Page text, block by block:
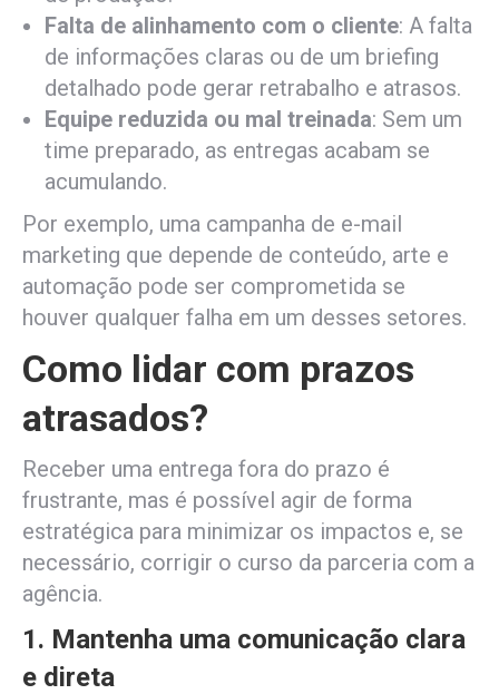
Falta de alinhamento com o cliente: A falta
de informações claras ou de um briefing
detalhado pode gerar retrabalho e atrasos.
Equipe reduzida ou mal treinada: Sem um
time preparado, as entregas acabam se
acumulando.
Por exemplo, uma campanha de e-mail
marketing que depende de conteúdo, arte e
automação pode ser comprometida se
houver qualquer falha em um desses setores.
Como lidar com prazos
atrasados?
Receber uma entrega fora do prazo é
frustrante, mas é possível agir de forma
estratégica para minimizar os impactos e, se
necessário, corrigir o curso da parceria com a
agência.
1. Mantenha uma comunicação clara
e direta